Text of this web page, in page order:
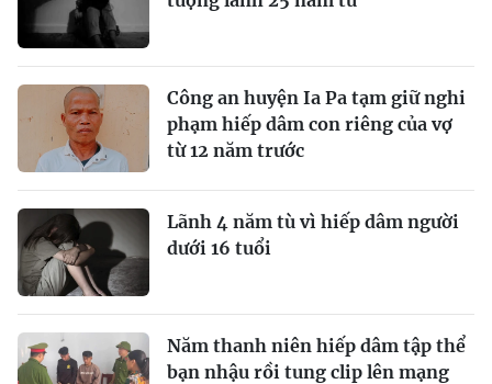
Công an huyện Ia Pa tạm giữ nghi
phạm hiếp dâm con riêng của vợ
từ 12 năm trước
Lãnh 4 năm tù vì hiếp dâm người
dưới 16 tuổi
Năm thanh niên hiếp dâm tập thể
bạn nhậu rồi tung clip lên mạng